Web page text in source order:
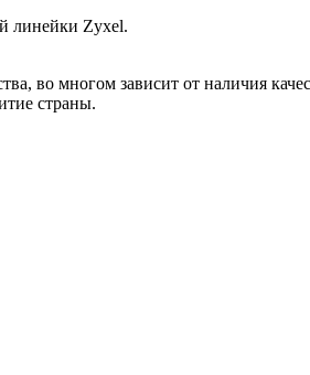
линейки Zyxel.
во многом зависит от наличия
страны.